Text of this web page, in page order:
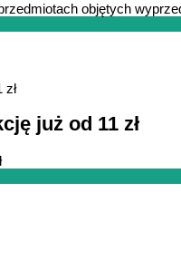
objętych
już od 11 zł